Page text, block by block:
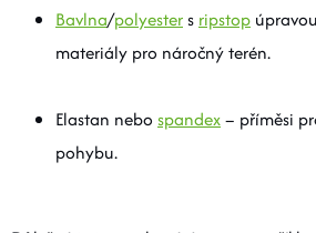
Bavlna/polyesters ripstop
materiály pro náročný terén.
Elastan nebo spandex– příměsi
pohybu.